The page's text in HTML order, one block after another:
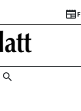
newspaper
search